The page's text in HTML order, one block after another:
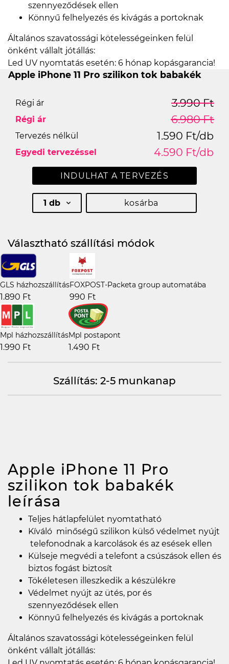
szennyeződések ellen
Könnyű felhelyezés és kivágás a portoknak
Általános szavatossági kötelességeinken felül
önként vállalt jótállás:
Led UV nyomtatás esetén: 6 hónap kopásgarancia!
Apple iPhone 11 Pro szilikon tok babakék
Régi ár 3.990 Ft
Régi ár 6.980 Ft
Tervezés nélkül 1.590 Ft/db
Egyedi tervezéssel 4.590 Ft/db
INDULHAT A TERVEZÉS
1 db kosárba
Választható szállítási módok
GLS házhozszállítás
1.890 Ft
FOXPOST-Packeta group automatába
990 Ft
Mpl házhozszállítás
1.990 Ft
Mpl postapont
1.490 Ft
Szállítás: 2-5 munkanap
Apple iPhone 11 Pro
szilikon tok babakék
leírása
Teljes hátlapfelület nyomtatható
Kíváló minőségű szilikon külső védelmet nyújt
telefonodnak a karcolások és az esések ellen
Külseje megvédi a telefont a csúszások ellen és
biztos fogást biztosít
Tökéletesen illeszkedik a készülékre
Védelmet nyújt az ütés, por és
szennyeződések ellen
Könnyű felhelyezés és kivágás a portoknak
Általános szavatossági kötelességeinken felül
önként vállalt jótállás: